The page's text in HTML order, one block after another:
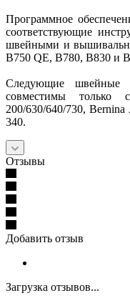
Программное
соответствующие
швейными и
B750 QE, B780, B830 и
Следующие швейные
совместимы
200/630/640/730,
340.
Отзывы
Добавить отзыв
Загрузка отзывов...